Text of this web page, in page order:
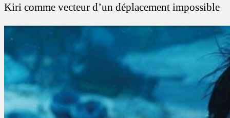
Kiri comme vecteur d’un déplacement impossible